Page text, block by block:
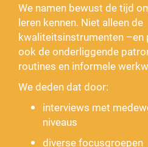
We namen bewust de tijd
leren kennen. Niet alleen de
kwaliteitsinstrumenten –en
ook de onderliggende
routines en informele
We deden dat door:
interviews met
niveaus
diverse focusgroepen